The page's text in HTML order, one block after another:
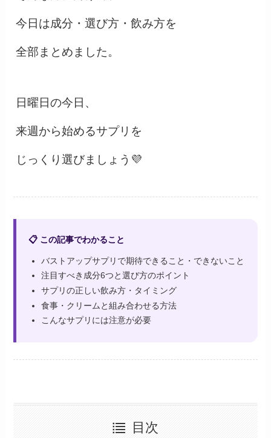
今日は成分・選び方・飲み方を
全部まとめました。
日曜日の今日、
来週から始めるサプリを
じっくり選びましょう💜
📋 この記事でわかること
バストアップサプリで期待できること・できないこと
注目すべき成分6つと選び方のポイント
サプリの正しい飲み方・タイミング
食事・クリームと組み合わせる方法
こんなサプリには注意が必要
目次